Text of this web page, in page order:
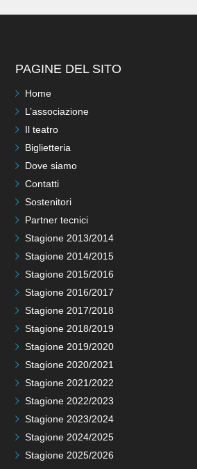
PAGINE DEL SITO
Home
L’associazione
Il teatro
Biglietteria
Dove siamo
Contatti
Sostenitori
Partner tecnici
Stagione 2013/2014
Stagione 2014/2015
Stagione 2015/2016
Stagione 2016/2017
Stagione 2017/2018
Stagione 2018/2019
Stagione 2019/2020
Stagione 2020/2021
Stagione 2021/2022
Stagione 2022/2023
Stagione 2023/2024
Stagione 2024/2025
Stagione 2025/2026